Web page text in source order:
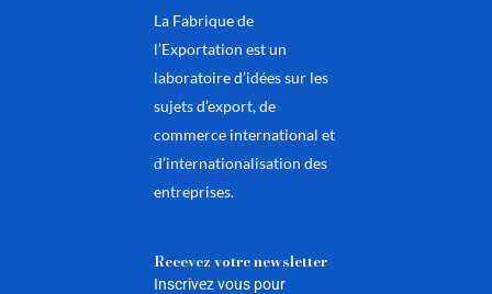
La Fabrique de
l’Exportation est un
laboratoire d’idées sur les
sujets d’export, de
commerce international et
d’internationalisation des
entreprises.
Recevez votre newsletter
Inscrivez vous pour